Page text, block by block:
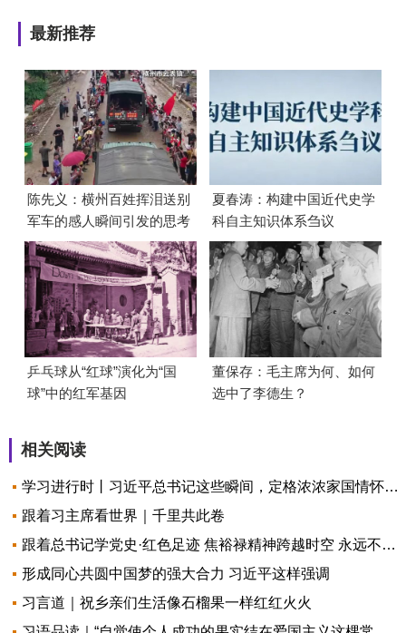
最新推荐
陈先义：横州百姓挥泪送别
军车的感人瞬间引发的思考
夏春涛：构建中国近代史学
科自主知识体系刍议
乒乓球从“红球”演化为“国
球”中的红军基因
董保存：毛主席为何、如何
选中了李德生？
相关阅读
学习进行时丨习近平总书记这些瞬间，定格浓浓家国情怀·自立自强
跟着习主席看世界｜千里共此卷
跟着总书记学党史·红色足迹 焦裕禄精神跨越时空 永远不会过时
形成同心共圆中国梦的强大合力 习近平这样强调
习言道｜祝乡亲们生活像石榴果一样红红火火